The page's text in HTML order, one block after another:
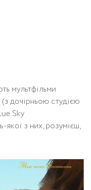
мультфільми
дочірньою студією
Sky
з них, розумієш,